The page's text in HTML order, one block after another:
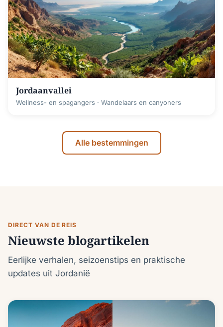
Jordaanvallei
Wellness- en spagangers · Wandelaars en canyoners
Alle bestemmingen
DIRECT VAN DE REIS
Nieuwste blogartikelen
Eerlijke verhalen, seizoenstips en praktische
updates uit Jordanië